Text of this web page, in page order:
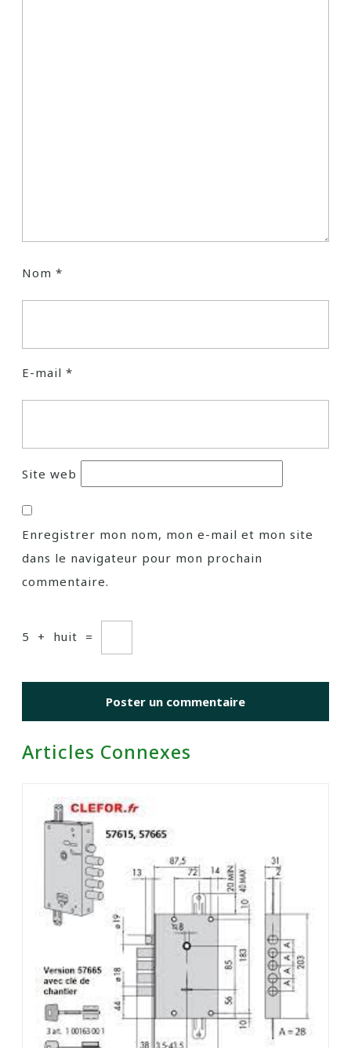
Nom *
E-mail *
Site web
Enregistrer mon nom, mon e-mail et mon site
dans le navigateur pour mon prochain
commentaire.
5 + huit =
Articles Connexes